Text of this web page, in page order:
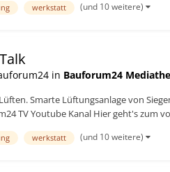
werkstatt (und 10 weitere)
in Bauforum24
Smarte Lüftungsanlage von
TV Youtube Kanal Hier geht's zum
werkstatt (und 10 weitere)